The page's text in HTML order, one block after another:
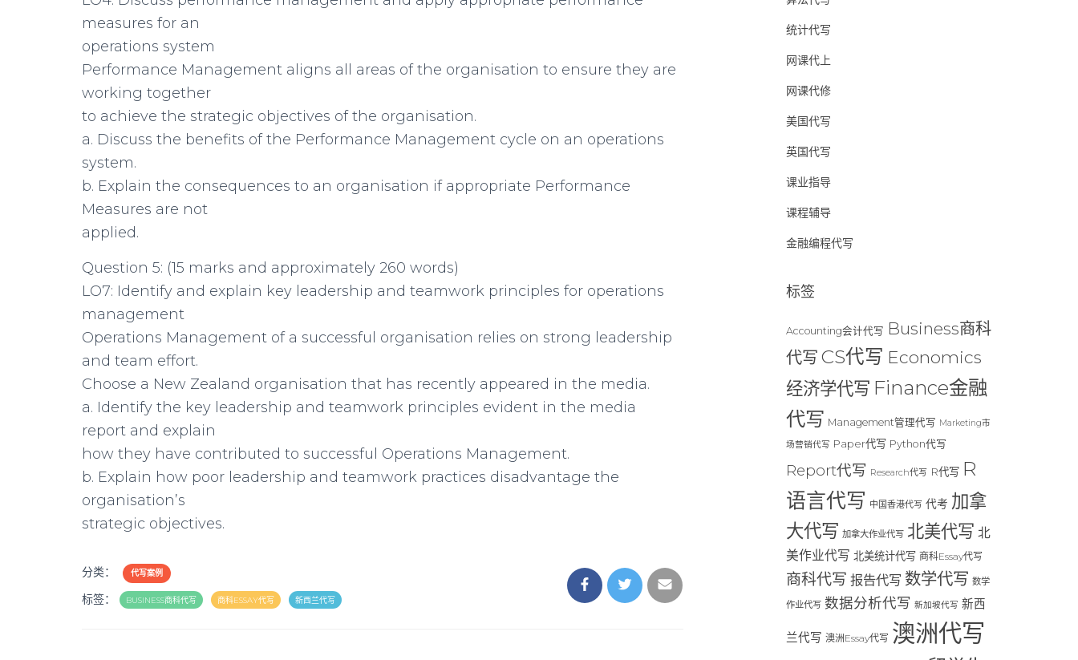
measures for an
operations system
Performance Management aligns all areas of the organisation to ensure they are
working together
to achieve the strategic objectives of the organisation.
a. Discuss the benefits of the Performance Management cycle on an operations
system.
b. Explain the consequences to an organisation if appropriate Performance
Measures are not
applied.
Question 5: (15 marks and approximately 260 words)
LO7: Identify and explain key leadership and teamwork principles for operations
management
Operations Management of a successful organisation relies on strong leadership
and team effort.
Choose a New Zealand organisation that has recently appeared in the media.
a. Identify the key leadership and teamwork principles evident in the media
report and explain
how they have contributed to successful Operations Management.
b. Explain how poor leadership and teamwork practices disadvantage the
organisation’s
strategic objectives.
分类： 代写案例
标签： BUSINESS商科代写 商科ESSAY代写 新西兰代写
统计代写
网课代上
网课代修
美国代写
英国代写
课业指导
课程辅导
金融编程代写
标签
Accounting会计代写 Business商科
代写 CS代写 Economics
经济学代写 Finance金融
代写 Management管理代写 Marketing市
场营销代写 Paper代写 Python代写
Report代写 Research代写 R代写 R
语言代写 中国香港代写 代考 加拿
大代写 加拿大作业代写 北美代写 北
美作业代写 北美统计代写 商科Essay代写
商科代写 报告代写 数学代写 数学
作业代写 数据分析代写 新加坡代写 新西
兰代写 澳洲Essay代写 澳洲代写